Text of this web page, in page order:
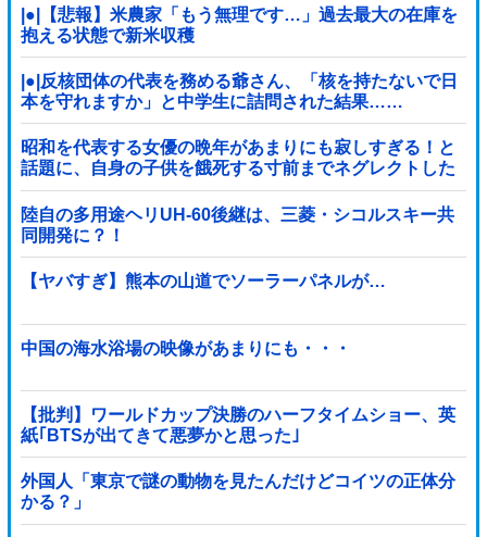
|●|【悲報】米農家「もう無理です…」過去最大の在庫を
抱える状態で新米収穫
|●|反核団体の代表を務める爺さん、「核を持たないで日
本を守れますか」と中学生に詰問された結果……
昭和を代表する女優の晩年があまりにも寂しすぎる！と
話題に、自身の子供を餓死する寸前までネグレクトした
挙句……
陸自の多用途ヘリUH-60後継は、三菱・シコルスキー共
同開発に？！
【ヤバすぎ】熊本の山道でソーラーパネルが…
中国の海水浴場の映像があまりにも・・・
【批判】ワールドカップ決勝のハーフタイムショー、英
紙｢BTSが出てきて悪夢かと思った｣
外国人「東京で謎の動物を見たんだけどコイツの正体分
かる？」